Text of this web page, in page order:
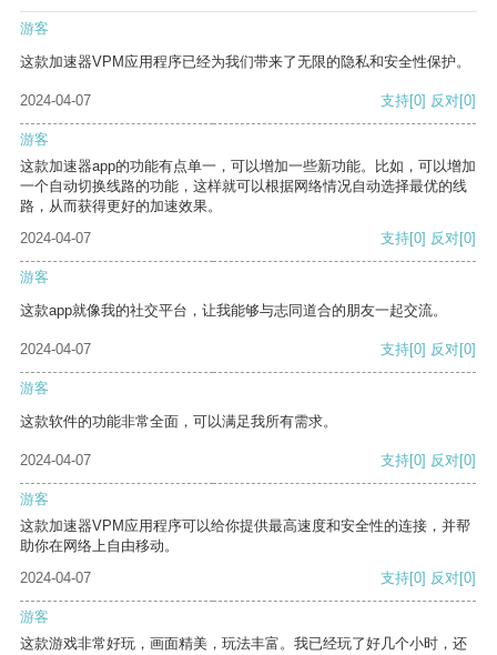
游客
这款加速器VPM应用程序已经为我们带来了无限的隐私和安全性保护。
2024-04-07 支持[0] 反对[0]
游客
这款加速器app的功能有点单一，可以增加一些新功能。比如，可以增加
一个自动切换线路的功能，这样就可以根据网络情况自动选择最优的线
路，从而获得更好的加速效果。
2024-04-07
支持[0] 反对[0]
游客
这款app就像我的社交平台，让我能够与志同道合的朋友一起交流。
2024-04-07 支持[0] 反对[0]
游客
这款软件的功能非常全面，可以满足我所有需求。
2024-04-07 支持[0] 反对[0]
游客
这款加速器VPM应用程序可以给你提供最高速度和安全性的连接，并帮
助你在网络上自由移动。
2024-04-07
支持[0] 反对[0]
游客
这款游戏非常好玩，画面精美，玩法丰富。我已经玩了好几个小时，还